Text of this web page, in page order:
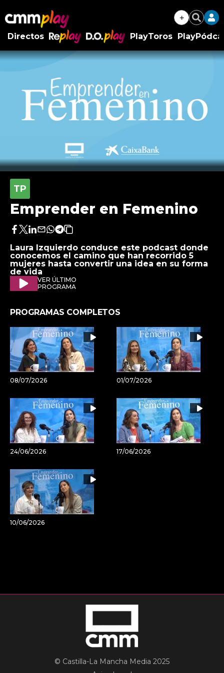
+ Buscar
Directos
RePlay
D.O.Play
PlayToros
Emprender en Femenino
Facebook
Twitter
LinkedIn
Enviar
Email
Whatsapp
Telegram
Copiar
del
artículo
Laura Izquierdo conduce este podcast donde
conocemos el camino que han recorrido 5
mujeres hasta convertir una idea en su forma
de vida
VER ÚLTIMO
PROGRAMA
PROGRAMAS COMPLETOS
08/07/2026 01/07/2026
24/06/2026 17/06/2026
10/06/2026
© Castilla-La Mancha Media 2025